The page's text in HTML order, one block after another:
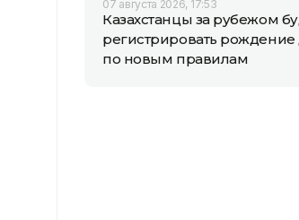
07 августа 2026, 17:53
Казахстанцы за рубежом
регистрировать рождение
по новым правилам